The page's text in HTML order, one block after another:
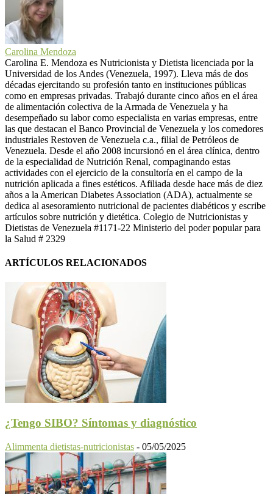
Carolina Mendoza
Carolina E. Mendoza es Nutricionista y Dietista licenciada por la
Universidad de los Andes (Venezuela, 1997). Lleva más de dos
décadas ejercitando su profesión tanto en instituciones públicas
como en empresas privadas. Trabajó durante cinco años en el área
de alimentación colectiva de la Armada de Venezuela y ha
desempeñado su labor como especialista en varias empresas, entre
las que destacan el Banco Provincial de Venezuela y los comedores
industriales Restoven de Venezuela c.a., filial de Petróleos de
Venezuela. Desde el año 2008 incursionó en el área clínica, dentro
de la especialidad de Nutrición Renal, compaginando estas
actividades con el ejercicio de la consultoría en el campo de la
nutrición aplicada a fines estéticos. Afiliada desde hace más de diez
años a la American Diabetes Association (ADA), actualmente se
dedica al asesoramiento nutricional de pacientes diabéticos y escribe
artículos sobre nutrición y dietética. Colegio de Nutricionistas y
Dietistas de Venezuela #1171-22 Ministerio del poder popular para
la Salud # 2329
ARTÍCULOS RELACIONADOS
¿Tengo SIBO? Síntomas y diagnóstico
Alimmenta dietistas-nutricionistas - 05/05/2025